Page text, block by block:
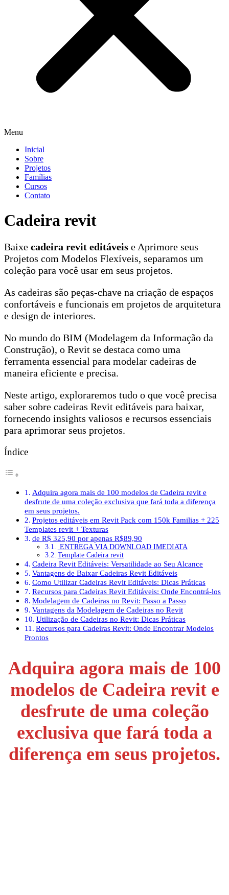
Menu
Inicial
Sobre
Projetos
Famílias
Cursos
Contato
Cadeira revit
Baixe cadeira revit editáveis e Aprimore seus
Projetos com Modelos Flexíveis, separamos um
coleção para você usar em seus projetos.
As cadeiras são peças-chave na criação de espaços
confortáveis e funcionais em projetos de arquitetura
e design de interiores.
No mundo do BIM (Modelagem da Informação da
Construção), o Revit se destaca como uma
ferramenta essencial para modelar cadeiras de
maneira eficiente e precisa.
Neste artigo, exploraremos tudo o que você precisa
saber sobre cadeiras Revit editáveis para baixar,
fornecendo insights valiosos e recursos essenciais
para aprimorar seus projetos.
Índice
Adquira agora mais de 100 modelos de Cadeira revit e
desfrute de uma coleção exclusiva que fará toda a diferença
em seus projetos.
Projetos editáveis em Revit Pack com 150k Familias + 225
Templates revit + Texturas
de R$ 325,90 por apenas R$89,90
ENTREGA VIA DOWNLOAD IMEDIATA
Template Cadeira revit
Cadeira Revit Editáveis: Versatilidade ao Seu Alcance
Vantagens de Baixar Cadeiras Revit Editáveis
Como Utilizar Cadeiras Revit Editáveis: Dicas Práticas
Recursos para Cadeiras Revit Editáveis: Onde Encontrá-los
Modelagem de Cadeiras no Revit: Passo a Passo
Vantagens da Modelagem de Cadeiras no Revit
Utilização de Cadeiras no Revit: Dicas Práticas
Recursos para Cadeiras Revit: Onde Encontrar Modelos
Prontos
Adquira agora mais de 100
modelos de Cadeira revit e
desfrute de uma coleção
exclusiva que fará toda a
diferença em seus projetos.